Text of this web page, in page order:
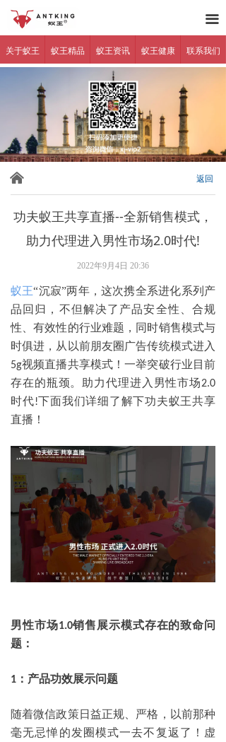
끀
网站首页
关于蚁王
蚁王精品
蚁王资讯
蚁王健康
产品反馈
联系我们
蚁王官网
关于蚁王 蚁王精品 蚁王资讯 蚁王健康 联系我们
功夫蚁王共享直播--全新销售模式，
助力代理进入男性市场2.0时代!
蚁王“沉寂”两年，这次携全系进化系列产
品回归，不但解决了产品安全性、合规
性、有效性的行业难题，同时销售模式与
时俱进，从以前朋友圈广告传统模式进入
5g视频直播共享模式！一举突破行业目前
存在的瓶颈。助力代理进入男性市场2.0
时代!下面我们详细了解下功夫蚁王共享
直播！
男性市场1.0销售展示模式存在的致命问
题：
1 ：产品功效展示问题
随着微信政策日益正规、严格，以前那种
毫无忌惮的发圈模式一去不复返了！虚
2022年9月4日 20:36
낀 返回